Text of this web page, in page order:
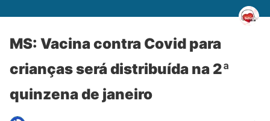
MS: Vacina contra Covid para
crianças será distribuída na 2ª
quinzena de janeiro